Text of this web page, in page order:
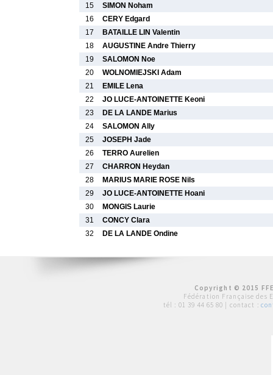
15
SIMON Noham
16
CERY Edgard
17
BATAILLE LIN Valentin
18
AUGUSTINE Andre Thierry
19
SALOMON Noe
20
WOLNOMIEJSKI Adam
21
EMILE Lena
22
JO LUCE-ANTOINETTE Keoni
23
DE LA LANDE Marius
24
SALOMON Ally
25
JOSEPH Jade
26
TERRO Aurelien
27
CHARRON Heydan
28
MARIUS MARIE ROSE Nils
29
JO LUCE-ANTOINETTE Hoani
30
MONGIS Laurie
31
CONCY Clara
32
DE LA LANDE Ondine
Copyright © 2015
Fédération Française des
tél : 01 39 44 65 80 | contact :